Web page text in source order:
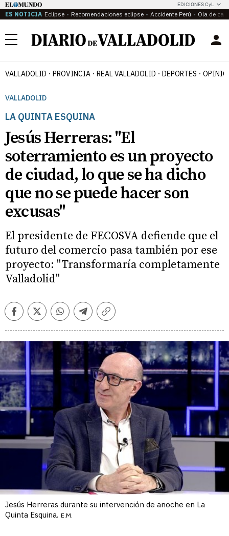
EDICIONES CyL
ES NOTICIA Eclipse Recomendaciones eclipse Accidente Perú Ola de
Menú
VALLADOLID PROVINCIA REAL VALLADOLID DEPORTES
VALLADOLID
LA QUINTA ESQUINA
Jesús Herreras: "El
soterramiento es un proyecto
de ciudad, lo que se ha dicho
que no se puede hacer son
excusas"
El presidente de FECOSVA defiende que el
futuro del comercio pasa también por ese
proyecto: "Transformaría completamente
Valladolid"
FacebookTwitterWhatsappTelegramCopiar
Jesús Herreras durante su intervención de anoche en La
Quinta Esquina. E.M.